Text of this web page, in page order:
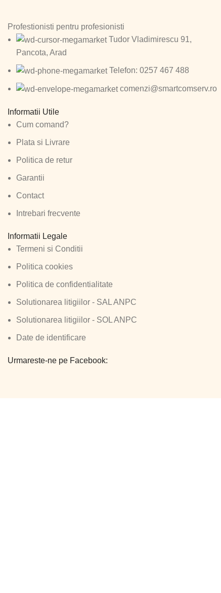
Profestionisti pentru profesionisti
Tudor Vladimirescu 91,
Pancota, Arad
Telefon: 0257 467 488
comenzi@smartcomserv.ro
Informatii Utile
Cum comand?
Plata si Livrare
Politica de retur
Garantii
Contact
Intrebari frecvente
Informatii Legale
Termeni si Conditii
Politica cookies
Politica de confidentialitate
Solutionarea litigiilor - SAL ANPC
Solutionarea litigiilor - SOL ANPC
Date de identificare
Urmareste-ne pe Facebook: